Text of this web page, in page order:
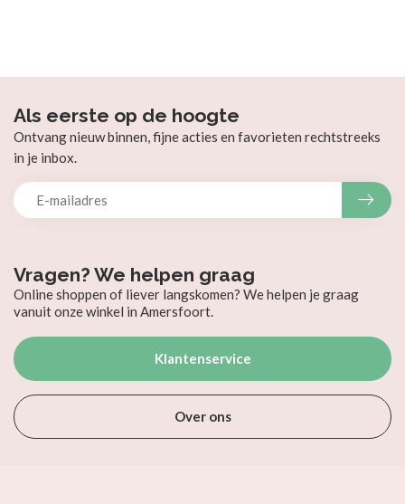
Vragen? We helpen graag
Online shoppen of liever langskomen? We helpen je graag
vanuit onze winkel in Amersfoort.
Klantenservice
Over ons
Als eerste op de hoogte
Ontvang nieuw binnen, fijne acties en favorieten rechtstreeks
in je inbox.